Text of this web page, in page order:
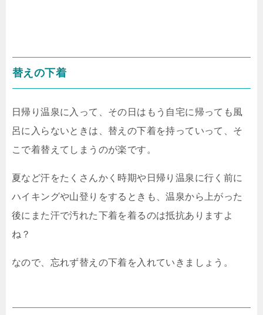
替えの下着
日帰り温泉に入って、その日はもう自宅に帰っても風
呂に入らないときは、替えの下着を持っていって、そ
こで着替えてしまうのが楽です。
夏など汗をたくさんかく時期や日帰り温泉に行く前に
ハイキングや山登りをするときも、温泉から上がった
後にまた汗で汚れた下着を着るのは抵抗ありますよ
ね？
なので、忘れず替えの下着を入れていきましょう。